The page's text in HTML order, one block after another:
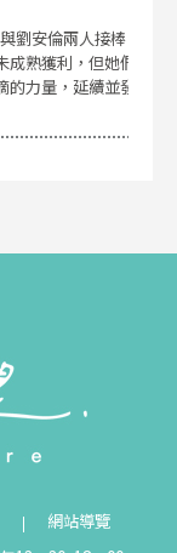
劉安倫兩人接棒
熟獲利，但她們
力量，延續並發
網站導覽